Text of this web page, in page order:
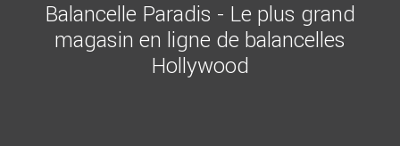
Balancelle Paradis - Le plus grand
magasin en ligne de balancelles
Hollywood